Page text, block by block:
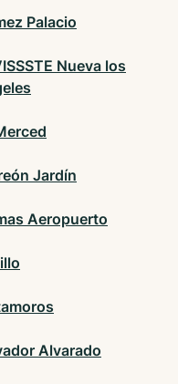
Palacio
Nueva los
Jardín
Aeropuerto
Alvarado